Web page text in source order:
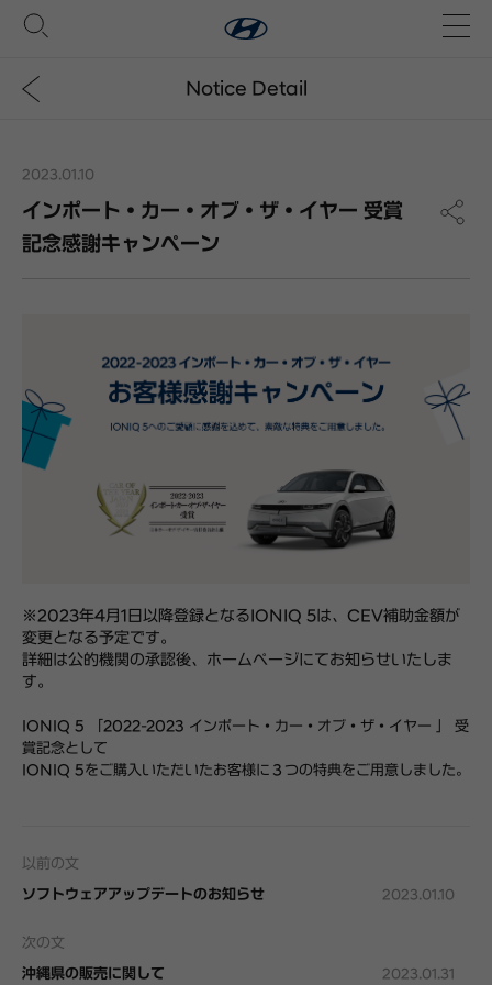
Notice Detail
2023.01.10
インポート・カー・オブ・ザ・イヤー 受賞
記念感謝キャンペーン
※2023年4月1日以降登録となるIONIQ 5は、CEV補助金額が
変更となる予定です。
詳細は公的機関の承認後、ホームページにてお知らせいたしま
す。
IONIQ 5 「2022-2023 インポート・カー・オブ・ザ・イヤー 」 受
賞記念として
IONIQ 5をご購入いただいたお客様に３つの特典をご用意しました。
以前の文
ソフトウェアアップデートのお知らせ
2023.01.10
次の文
沖縄県の販売に関して
2023.01.31